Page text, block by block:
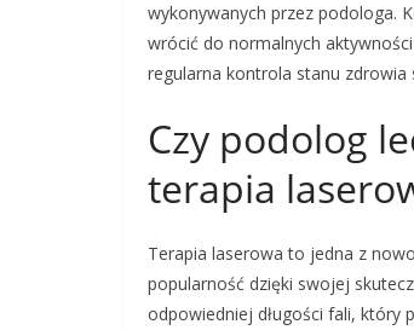
wykonywanych przez podologa.
wrócić do normalnych
regularna kontrola stanu
Czy podolog
terapia
Terapia laserowa to jedna z
popularność dzięki swojej
odpowiedniej długości fali, który